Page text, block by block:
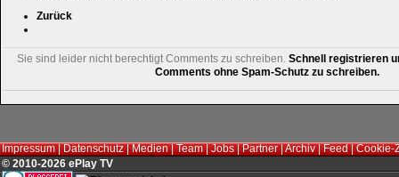
Zurück
Sie sind leider nicht berechtigt Comments zu schreiben. Schnell registrieren
Comments ohne Spam-Schutz zu schreiben.
Impressum|Datenschutz|Medien|Team|Jobs|Partner|Archiv|Feed|Cookie-
© 2010-2026 ePlay TV